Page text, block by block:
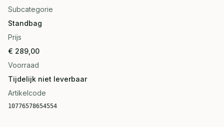
Subcategorie
Standbag
Prijs
€ 289,00
Voorraad
Tijdelijk niet leverbaar
Artikelcode
10776578654554